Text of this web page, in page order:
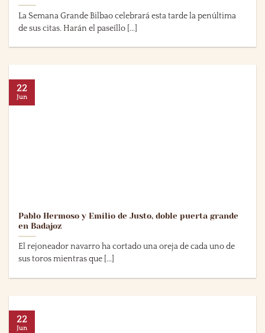
La Semana Grande Bilbao celebrará esta tarde la penúltima
de sus citas. Harán el paseíllo [...]
Pablo Hermoso y Emilio de Justo, doble puerta grande
en Badajoz
El rejoneador navarro ha cortado una oreja de cada uno de
sus toros mientras que [...]
22
Jun
22
Jun